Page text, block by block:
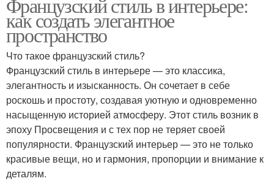
Введение в
нормандский стиль
Рустические стили
Стиль для небольших
как создать элегантное
пространство
Что такое французский стиль?
Французский стиль в интерьере — это классика,
элегантность и изысканность. Он сочетает в себе
роскошь и простоту, создавая уютную и одновременно
насыщенную историей атмосферу. Этот стиль возник в
эпоху Просвещения и с тех пор не теряет своей
популярности. Французский интерьер — это не только
красивые вещи, но и гармония, пропорции и внимание к
деталям.